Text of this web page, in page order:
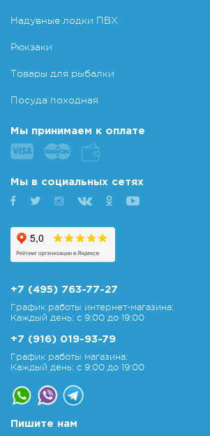
Надувные лодки ПВХ
Рюкзаки
Товары для рыбалки
Посуда походная
Мы принимаем к оплате
Мы в социальных сетях
+7 (495) 763-77-27
График работы интернет-магазина:
Каждый день: с 9:00 до 19:00
+7 (916) 019-93-79
График работы магазина:
Каждый день: с 9:00 до 19:00
Пишите нам